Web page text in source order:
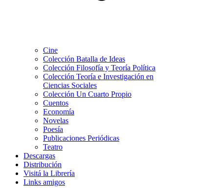
Cine
Colección Batalla de Ideas
Colección Filosofía y Teoría Política
Colección Teoría e Investigación en
Ciencias Sociales
Colección Un Cuarto Propio
Cuentos
Economía
Novelas
Poesía
Publicaciones Periódicas
Teatro
Descargas
Distribución
Visitá la Librería
Links amigos